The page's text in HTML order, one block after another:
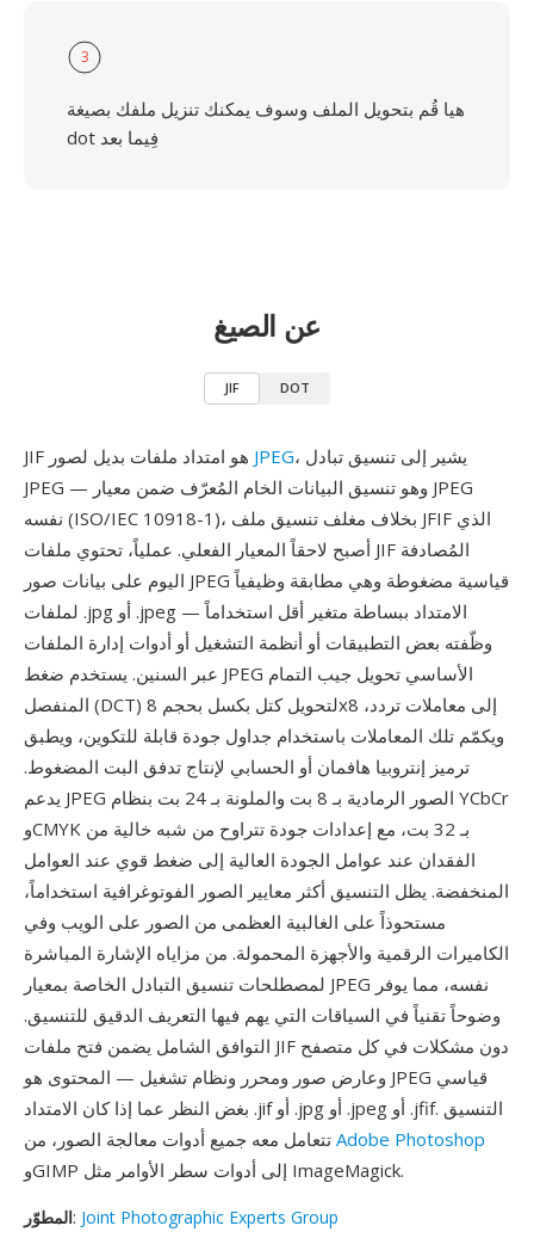
3
هيا قُم بتحويل الملف وسوف يمكنك تنزيل ملفك بصيغة
dot فِيما بعد
عن الصيغ
JIF DOT
JPEG، يشير إلى تنسيق تبادل
JPEG — وهو تنسيق البيانات الخام المُعرّف ضمن معيار JPEG
نفسه (ISO/IEC 10918-1)، بخلاف مغلف تنسيق ملف JFIF الذي
أصبح لاحقاً المعيار الفعلي. عملياً، تحتوي ملفات JIF المُصادفة
اليوم على بيانات صور JPEG قياسية مضغوطة وهي مطابقة وظيفياً
لملفات .jpg أو .jpeg — الامتداد ببساطة متغير أقل استخداماً
وظّفته بعض التطبيقات أو أنظمة التشغيل أو أدوات إدارة الملفات
عبر السنين. يستخدم ضغط JPEG الأساسي تحويل جيب التمام
المنفصل (DCT) لتحويل كتل بكسل بحجم 8x8 إلى معاملات تردد،
ويكمّم تلك المعاملات باستخدام جداول جودة قابلة للتكوين، ويطبق
ترميز إنتروبيا هافمان أو الحسابي لإنتاج تدفق البت المضغوط.
يدعم JPEG الصور الرمادية بـ 8 بت والملونة بـ 24 بت بنظام YCbCr
وCMYK بـ 32 بت، مع إعدادات جودة تتراوح من شبه خالية من
الفقدان عند عوامل الجودة العالية إلى ضغط قوي عند العوامل
المنخفضة. يظل التنسيق أكثر معايير الصور الفوتوغرافية استخداماً،
مستحوذاً على الغالبية العظمى من الصور على الويب وفي
الكاميرات الرقمية والأجهزة المحمولة. من مزاياه الإشارة المباشرة
لمصطلحات تنسيق التبادل الخاصة بمعيار JPEG نفسه، مما يوفر
وضوحاً تقنياً في السياقات التي يهم فيها التعريف الدقيق للتنسيق.
التوافق الشامل يضمن فتح ملفات JIF دون مشكلات في كل متصفح
وعارض صور ومحرر ونظام تشغيل — المحتوى هو JPEG قياسي
بغض النظر عما إذا كان الامتداد .jif أو .jpg أو .jpeg أو .jfif. التنسيق
Adobe Photoshop
وGIMP إلى أدوات سطر الأوامر مثل ImageMagick.
المطوّر: Joint Photographic Experts Group